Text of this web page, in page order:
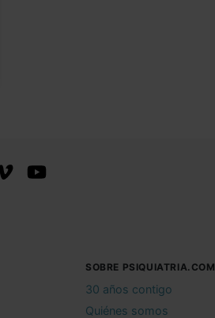
SOBRE PSIQUIATRIA.COM
30 años contigo
Quiénes somos